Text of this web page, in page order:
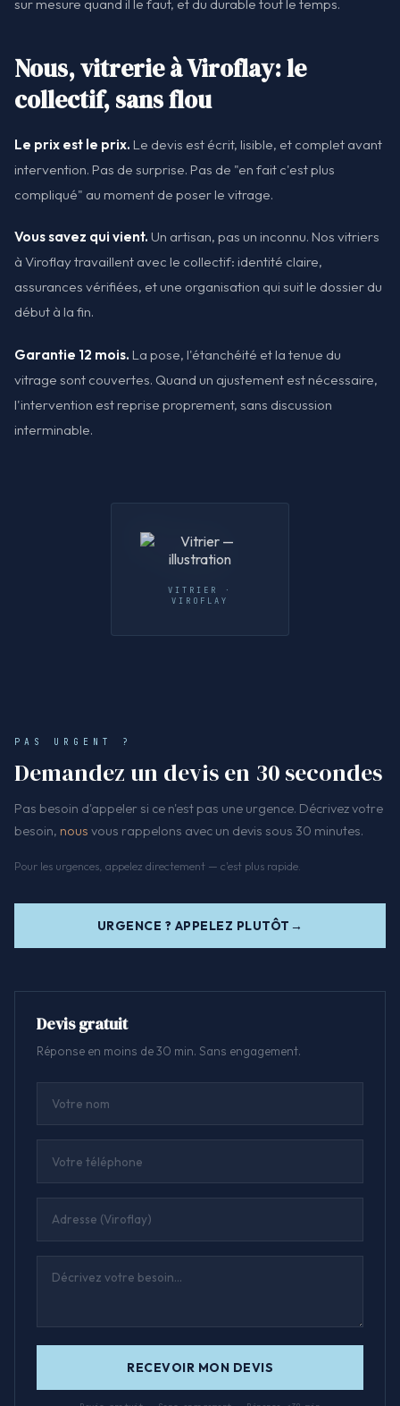
sur mesure quand il le faut, et du durable tout le temps.
Nous, vitrerie à Viroflay: le
collectif, sans flou
Le prix est le prix. Le devis est écrit, lisible, et complet avant
intervention. Pas de surprise. Pas de "en fait c'est plus
compliqué" au moment de poser le vitrage.
Vous savez qui vient. Un artisan, pas un inconnu. Nos vitriers
à Viroflay travaillent avec le collectif: identité claire,
assurances vérifiées, et une organisation qui suit le dossier du
début à la fin.
Garantie 12 mois. La pose, l'étanchéité et la tenue du
vitrage sont couvertes. Quand un ajustement est nécessaire,
l'intervention est reprise proprement, sans discussion
interminable.
VITRIER ·
VIROFLAY
PAS URGENT ?
Demandez un devis en 30 secondes
Pas besoin d'appeler si ce n'est pas une urgence. Décrivez votre
besoin, nous vous rappelons avec un devis sous 30 minutes.
Pour les urgences, appelez directement — c'est plus rapide.
URGENCE ? APPELEZ PLUTÔT
Devis gratuit
Réponse en moins de 30 min. Sans engagement.
RECEVOIR MON DEVIS